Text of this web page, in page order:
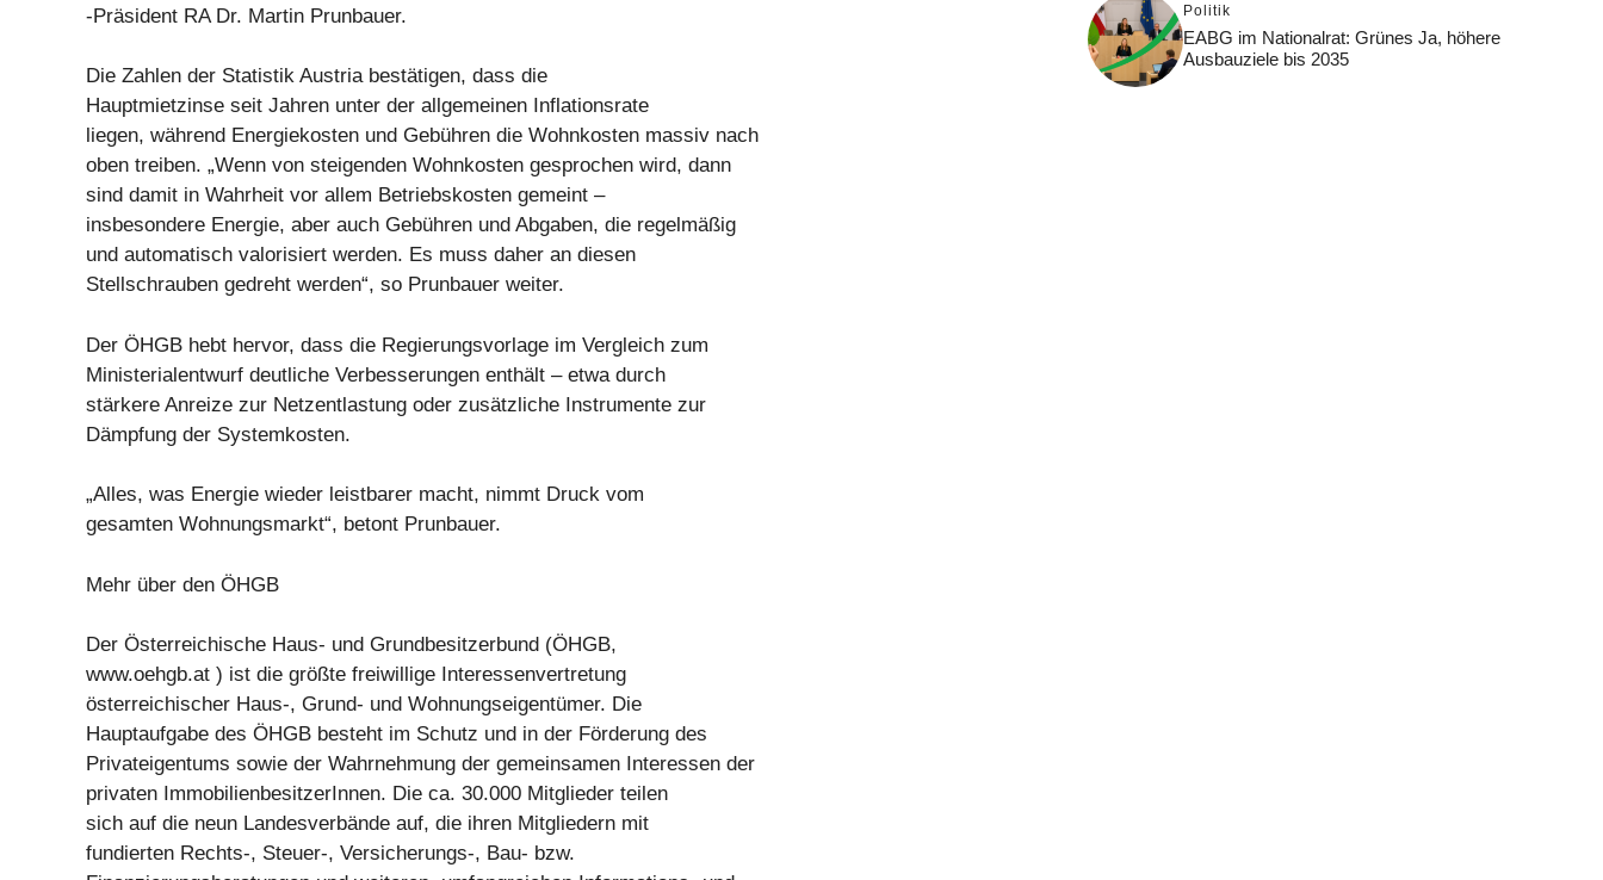
-Präsident RA Dr. Martin Prunbauer.
Die Zahlen der Statistik Austria bestätigen, dass die
Hauptmietzinse seit Jahren unter der allgemeinen Inflationsrate
liegen, während Energiekosten und Gebühren die Wohnkosten massiv nach
oben treiben. „Wenn von steigenden Wohnkosten gesprochen wird, dann
sind damit in Wahrheit vor allem Betriebskosten gemeint –
insbesondere Energie, aber auch Gebühren und Abgaben, die regelmäßig
und automatisch valorisiert werden. Es muss daher an diesen
Stellschrauben gedreht werden“, so Prunbauer weiter.
Der ÖHGB hebt hervor, dass die Regierungsvorlage im Vergleich zum
Ministerialentwurf deutliche Verbesserungen enthält – etwa durch
stärkere Anreize zur Netzentlastung oder zusätzliche Instrumente zur
Dämpfung der Systemkosten.
„Alles, was Energie wieder leistbarer macht, nimmt Druck vom
gesamten Wohnungsmarkt“, betont Prunbauer.
Mehr über den ÖHGB
Der Österreichische Haus- und Grundbesitzerbund (ÖHGB,
www.oehgb.at ) ist die größte freiwillige Interessenvertretung
österreichischer Haus-, Grund- und Wohnungseigentümer. Die
Hauptaufgabe des ÖHGB besteht im Schutz und in der Förderung des
Privateigentums sowie der Wahrnehmung der gemeinsamen Interessen der
privaten ImmobilienbesitzerInnen. Die ca. 30.000 Mitglieder teilen
sich auf die neun Landesverbände auf, die ihren Mitgliedern mit
fundierten Rechts-, Steuer-, Versicherungs-, Bau- bzw.
Politik
EABG im Nationalrat: Grünes Ja, höhere
Ausbauziele bis 2035